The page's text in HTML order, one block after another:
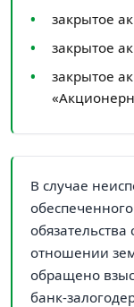
закрытое
закрытое
закрытое
В случае
отношении
обращено
банк-